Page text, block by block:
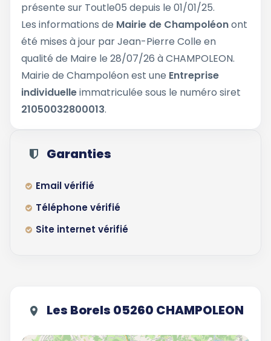
présente sur Toutle05 depuis le 01/01/25.
Les informations de Mairie de Champoléonont
été mises à jour par Jean-Pierre Colle en
qualité de Maire le 28/07/26 à CHAMPOLEON.
Mairie de Champoléon est une Entreprise
individuelleimmatriculée sous le numéro siret
21050032800013.
Garanties
Email vérifié
Téléphone vérifié
Site internet vérifié
Les Borels 05260 CHAMPOLEON